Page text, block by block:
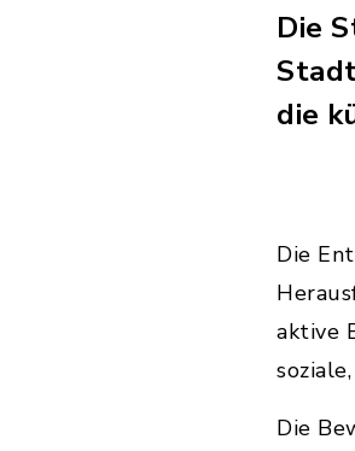
Die
die
Die
aktive
Die